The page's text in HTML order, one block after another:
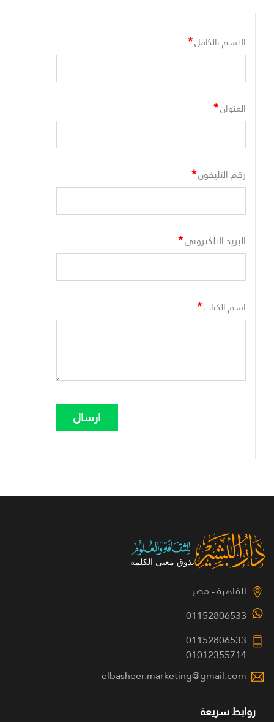
الاسم بالكامل*
العنوان*
رقم التليفون*
البريد الالكترونى*
اسم الكتاب*
القاهرة - مصر
01152806533
01152806533
01012355714
elbasheer.marketing@gmail.com
روابط سريعة